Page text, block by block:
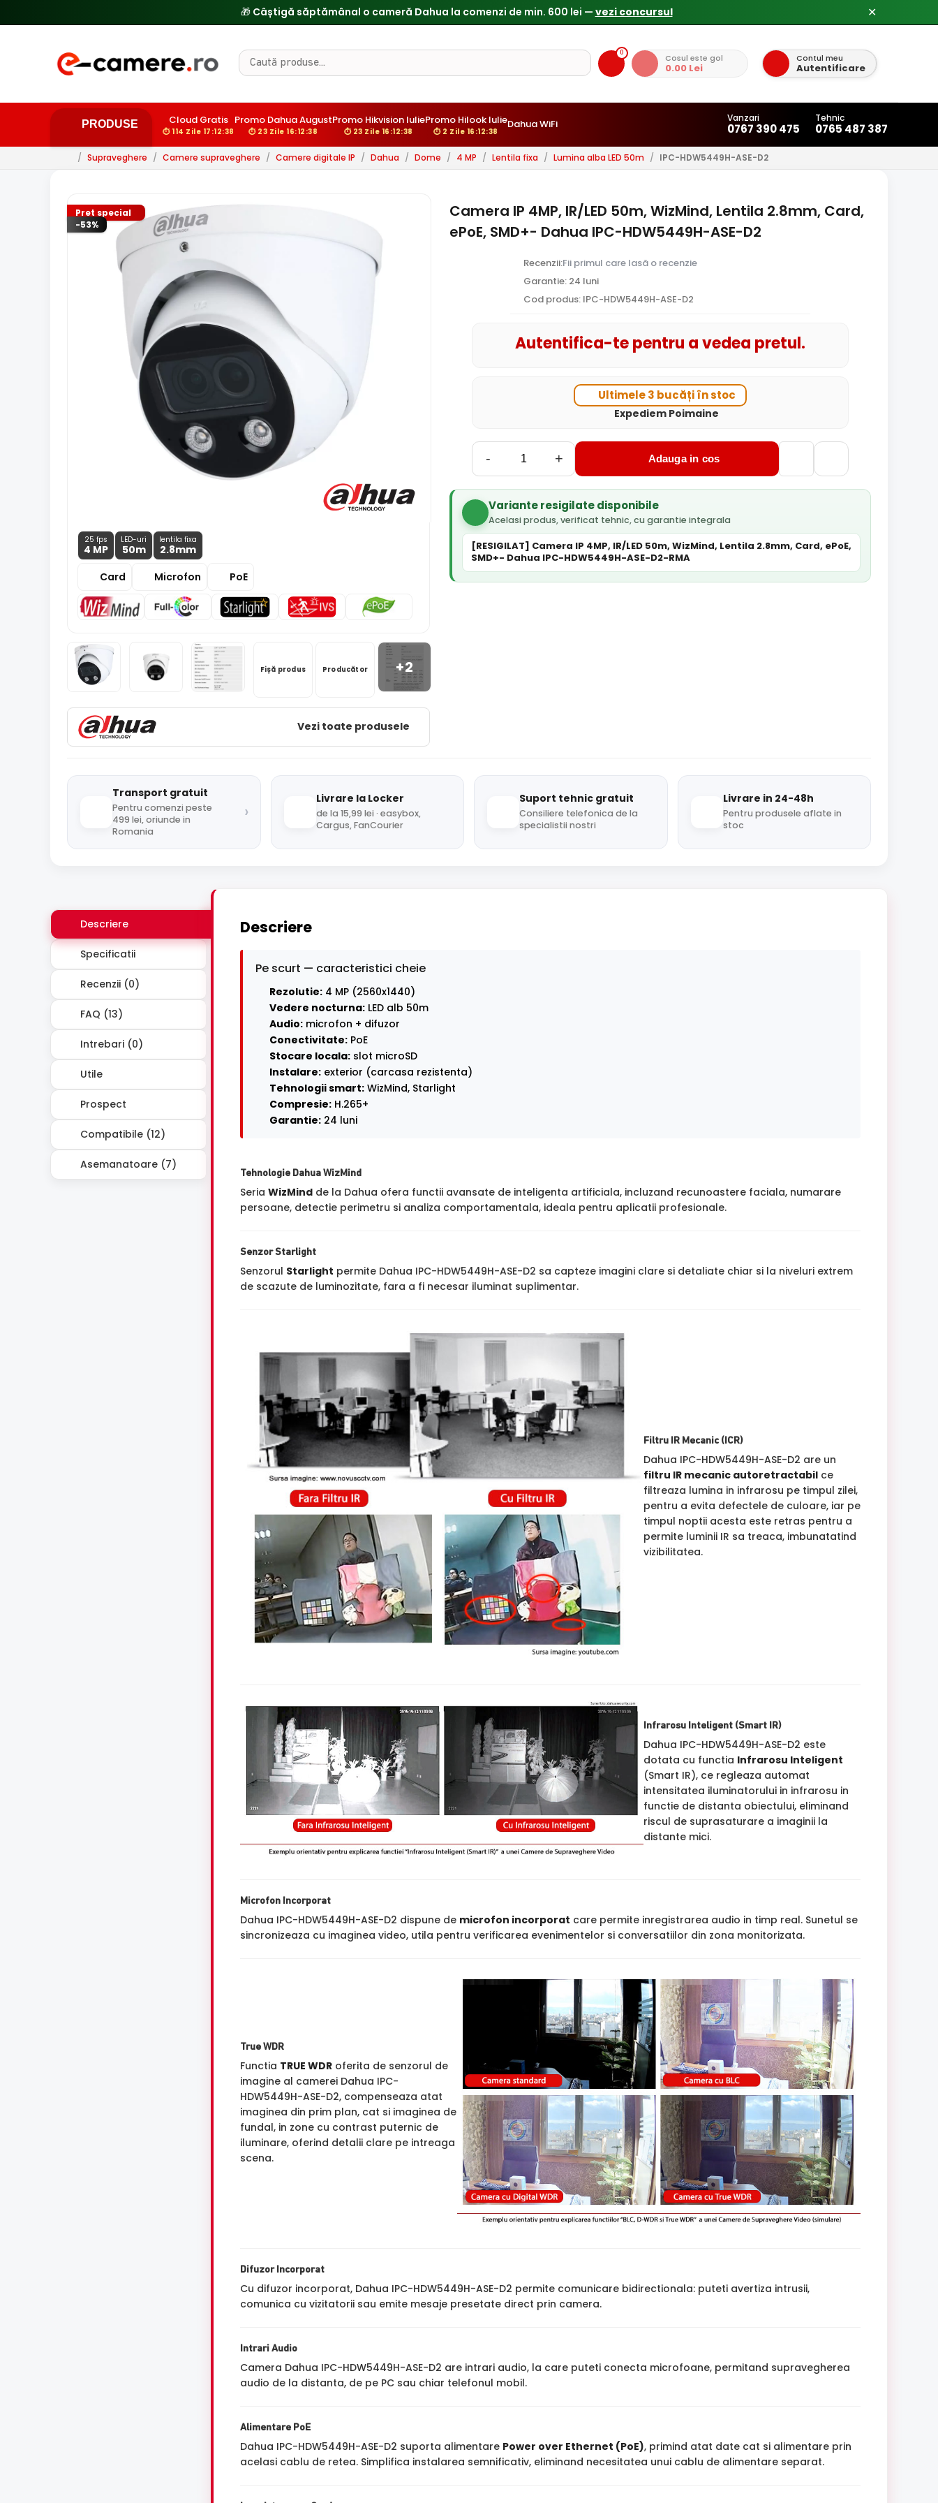
✕
0 Cosul este gol
0.00 Lei
Contul meu
Autentificare
PRODUSE Cloud Gratis
⏱ 114 Zile 17:12:37
Promo Dahua August
⏱ 23 Zile 16:12:37
Promo Hikvision Iulie
⏱ 23 Zile 16:12:37
Promo Hilook Iulie
⏱ 2 Zile 16:12:37
Dahua WiFi Vanzari
0767 390 475
Tehnic
0765 487 387
/ Supraveghere / Camere supraveghere / Camere digitale IP / Dahua / Dome / 4 MP / Lentila fixa / Lumina alba LED 50m / IPC-HDW5449H-ASE-D2
Pret special
-53%
25 fps
4 MP
LED-uri
50m
lentila fixa
2.8mm
Card
Microfon PoE
+2
Fișă produs Producător
Vezi toate produsele
Camera IP 4MP, IR/LED 50m, WizMind, Lentila 2.8mm, Card,
ePoE, SMD+- Dahua IPC-HDW5449H-ASE-D2
Recenzii:Fii primul care lasă o recenzie
Garantie: 24 luni
Cod produs: IPC-HDW5449H-ASE-D2
Autentifica-te pentru a vedea pretul.
Ultimele 3 bucăți în stoc
Expediem Poimaine
- + Adauga in cos
Variante resigilate disponibile
Acelasi produs, verificat tehnic, cu garantie integrala
[RESIGILAT] Camera IP 4MP, IR/LED 50m, WizMind, Lentila 2.8mm, Card, ePoE,
SMD+- Dahua IPC-HDW5449H-ASE-D2-RMA
Transport gratuit
Pentru comenzi peste
499 lei, oriunde in
Romania
›
Livrare la Locker
de la 15,99 lei · easybox,
Cargus, FanCourier
Suport tehnic gratuit
Consiliere telefonica de la
specialistii nostri
Livrare in 24-48h
Pentru produsele aflate in
stoc
Descriere
Specificatii
Recenzii (0)
FAQ (13)
Intrebari (0)
Utile
Prospect
Compatibile (12)
Asemanatoare (7)
Descriere
Pe scurt — caracteristici cheie
Rezolutie: 4 MP (2560x1440)
Vedere nocturna: LED alb 50m
Audio: microfon + difuzor
Conectivitate: PoE
Stocare locala: slot microSD
Instalare: exterior (carcasa rezistenta)
Tehnologii smart: WizMind, Starlight
Compresie: H.265+
Garantie: 24 luni
Tehnologie Dahua WizMind
Seria WizMind de la Dahua ofera functii avansate de inteligenta artificiala, incluzand recunoastere faciala, numarare
persoane, detectie perimetru si analiza comportamentala, ideala pentru aplicatii profesionale.
Senzor Starlight
Senzorul Starlight permite Dahua IPC-HDW5449H-ASE-D2 sa capteze imagini clare si detaliate chiar si la niveluri extrem
de scazute de luminozitate, fara a fi necesar iluminat suplimentar.
Filtru IR Mecanic (ICR)
Dahua IPC-HDW5449H-ASE-D2 are un
filtru IR mecanic autoretractabilce
filtreaza lumina in infrarosu pe timpul zilei,
pentru a evita defectele de culoare, iar pe
timpul noptii acesta este retras pentru a
permite luminii IR sa treaca, imbunatatind
vizibilitatea.
Infrarosu Inteligent (Smart IR)
Dahua IPC-HDW5449H-ASE-D2 este
dotata cu functia Infrarosu Inteligent
(Smart IR), ce regleaza automat
intensitatea iluminatorului in infrarosu in
functie de distanta obiectului, eliminand
riscul de suprasaturare a imaginii la
distante mici.
Microfon Incorporat
Dahua IPC-HDW5449H-ASE-D2 dispune de microfon incorporat care permite inregistrarea audio in timp real. Sunetul se
sincronizeaza cu imaginea video, utila pentru verificarea evenimentelor si conversatiilor din zona monitorizata.
True WDR
Functia TRUE WDR oferita de senzorul de
imagine al camerei Dahua IPC-
HDW5449H-ASE-D2, compenseaza atat
imaginea din prim plan, cat si imaginea de
fundal, in zone cu contrast puternic de
iluminare, oferind detalii clare pe intreaga
scena.
Difuzor Incorporat
Cu difuzor incorporat, Dahua IPC-HDW5449H-ASE-D2 permite comunicare bidirectionala: puteti avertiza intrusii,
comunica cu vizitatorii sau emite mesaje presetate direct prin camera.
Intrari Audio
Camera Dahua IPC-HDW5449H-ASE-D2 are intrari audio, la care puteti conecta microfoane, permitand supravegherea
audio de la distanta, de pe PC sau chiar telefonul mobil.
Alimentare PoE
Dahua IPC-HDW5449H-ASE-D2 suporta alimentare Power over Ethernet (PoE), primind atat date cat si alimentare prin
acelasi cablu de retea. Simplifica instalarea semnificativ, eliminand necesitatea unui cablu de alimentare separat.